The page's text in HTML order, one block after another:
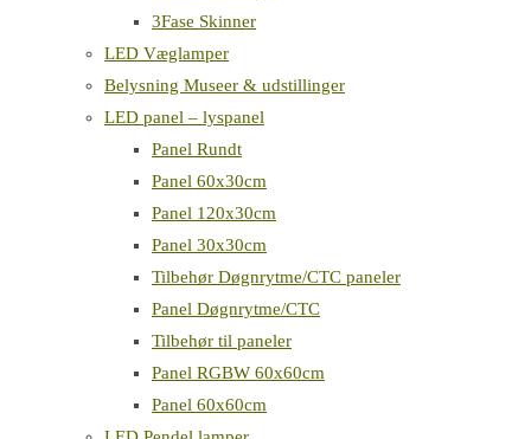
3Fase Skinner
LED Væglamper
Belysning Museer & udstillinger
LED panel – lyspanel
Panel Rundt
Panel 60x30cm
Panel 120x30cm
Panel 30x30cm
Tilbehør Døgnrytme/CTC paneler
Panel Døgnrytme/CTC
Tilbehør til paneler
Panel RGBW 60x60cm
Panel 60x60cm